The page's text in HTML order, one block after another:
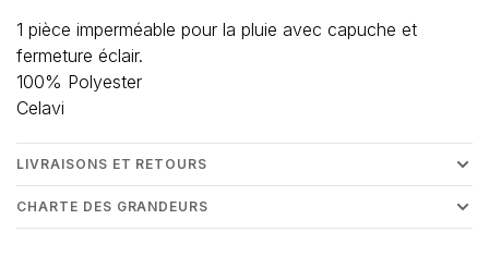
1 pièce imperméable pour la pluie avec capuche et
fermeture éclair.
100% Polyester
Celavi
LIVRAISONS ET RETOURS
CHARTE DES GRANDEURS